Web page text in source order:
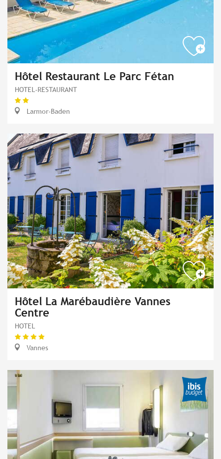
Hôtel Restaurant Le Parc Fétan
HOTEL-RESTAURANT
Larmor-Baden
Hôtel La Marébaudière Vannes
Centre
HOTEL
Vannes